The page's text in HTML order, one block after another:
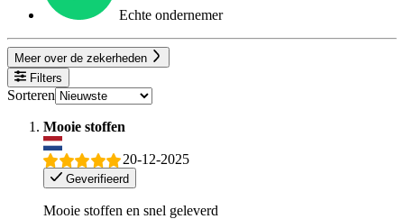
Echte ondernemer
Meer over de zekerheden
Filters
Sorteren
Mooie stoffen
20-12-2025
Geverifieerd
Mooie stoffen en snel geleverd